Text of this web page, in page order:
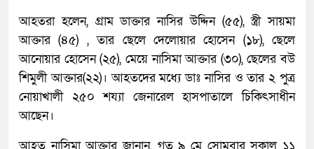
আহতরা হলেন, গ্রাম ডাক্তার নাসির উদ্দিন (৫৫), স্ত্রী সায়মা
আক্তার (৪৫) , তার ছেলে দেলোয়ার হোসেন (১৮), ছেলে
আনোয়ার হোসেন (২৫), মেয়ে নাসিমা আক্তার (৩০), ছেলের বউ
শিমুলী আক্তার(২২)। আহতদের মধ্যে ডাঃ নাসির ও তার ২ পুত্র
নোয়াখালী ২৫০ শয্যা জেনারেল হাসপাতালে চিকিৎসাধীন
আছেন।
আহত নাসিমা আক্তার জানান, গত ৯ মে সোমবার সকাল ১১